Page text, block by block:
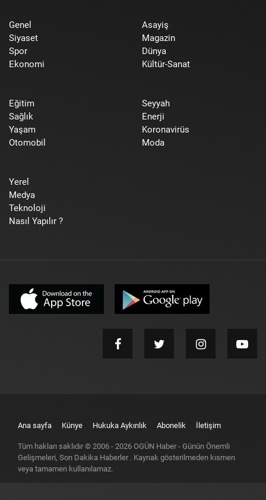
Genel
Siyaset
Spor
Ekonomi
Asayiş
Magazin
Dünya
Kültür-Sanat
Eğitim
Sağlık
Yaşam
Otomobil
Seyyah
Enerji
Koronavirüs
Moda
Yerel
Medya
Teknoloji
Nasıl Yapılır ?
Ana sayfa Künye Hukuka Aykırılık Abonelik İletişim
Tüm hakları saklıdır © 2006 - 2026 OGÜN Haber - Günün Önemli
Gelişmeleri, Son Dakika Haberler . Kaynak gösterilmeden kısmen
veya tamamen kullanılamaz.